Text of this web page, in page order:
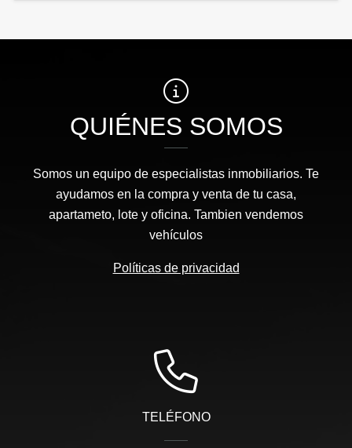
QUIÉNES SOMOS
Somos un equipo de especialistas inmobiliarios. Te
ayudamos en la compra y venta de tu casa,
apartameto, lote y oficina. Tambien vendemos
vehículos
Políticas de privacidad
TELÉFONO